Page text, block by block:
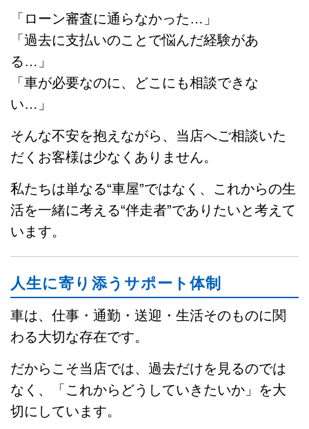
「ローン審査に通らなかった…」
「過去に支払いのことで悩んだ経験があ
る…」
「車が必要なのに、どこにも相談できな
い…」
そんな不安を抱えながら、当店へご相談いた
だくお客様は少なくありません。
私たちは単なる“車屋”ではなく、これからの生
活を一緒に考える“伴走者”でありたいと考えて
います。
人生に寄り添うサポート体制
車は、仕事・通勤・送迎・生活そのものに関
わる大切な存在です。
だからこそ当店では、過去だけを見るのでは
なく、「これからどうしていきたいか」を大
切にしています。